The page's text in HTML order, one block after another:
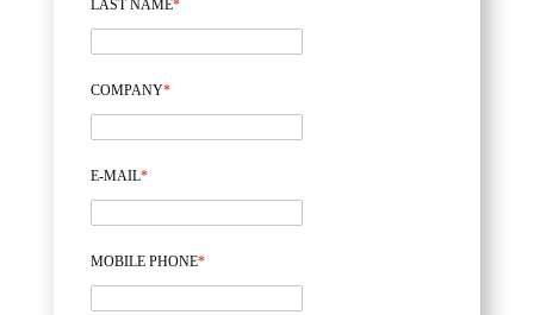
LAST NAME*
COMPANY*
E-MAIL*
MOBILE PHONE*